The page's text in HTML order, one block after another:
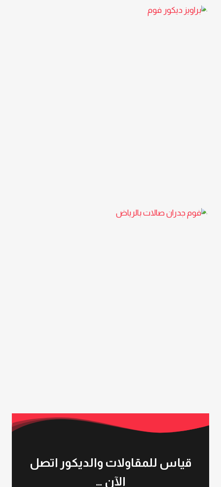
قياس للمقاولات والديكور اتصل
الآن …